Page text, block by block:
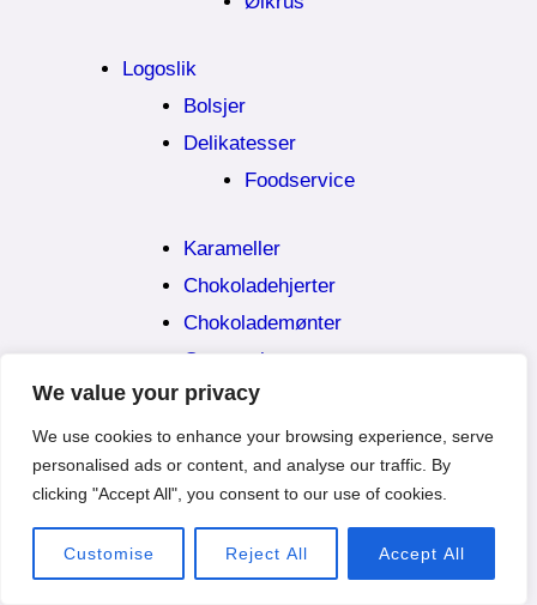
We value your privacy
We use cookies to enhance your browsing experience, serve
personalised ads or content, and analyse our traffic. By
clicking "Accept All", you consent to our use of cookies.
Customise Reject All Accept All
Logoslik
Bolsjer
Delikatesser
Foodservice
Karameller
Chokoladehjerter
Chokolademønter
Gaveæsker
Chokolade
Barer
Bulkvarer
Påskeæg